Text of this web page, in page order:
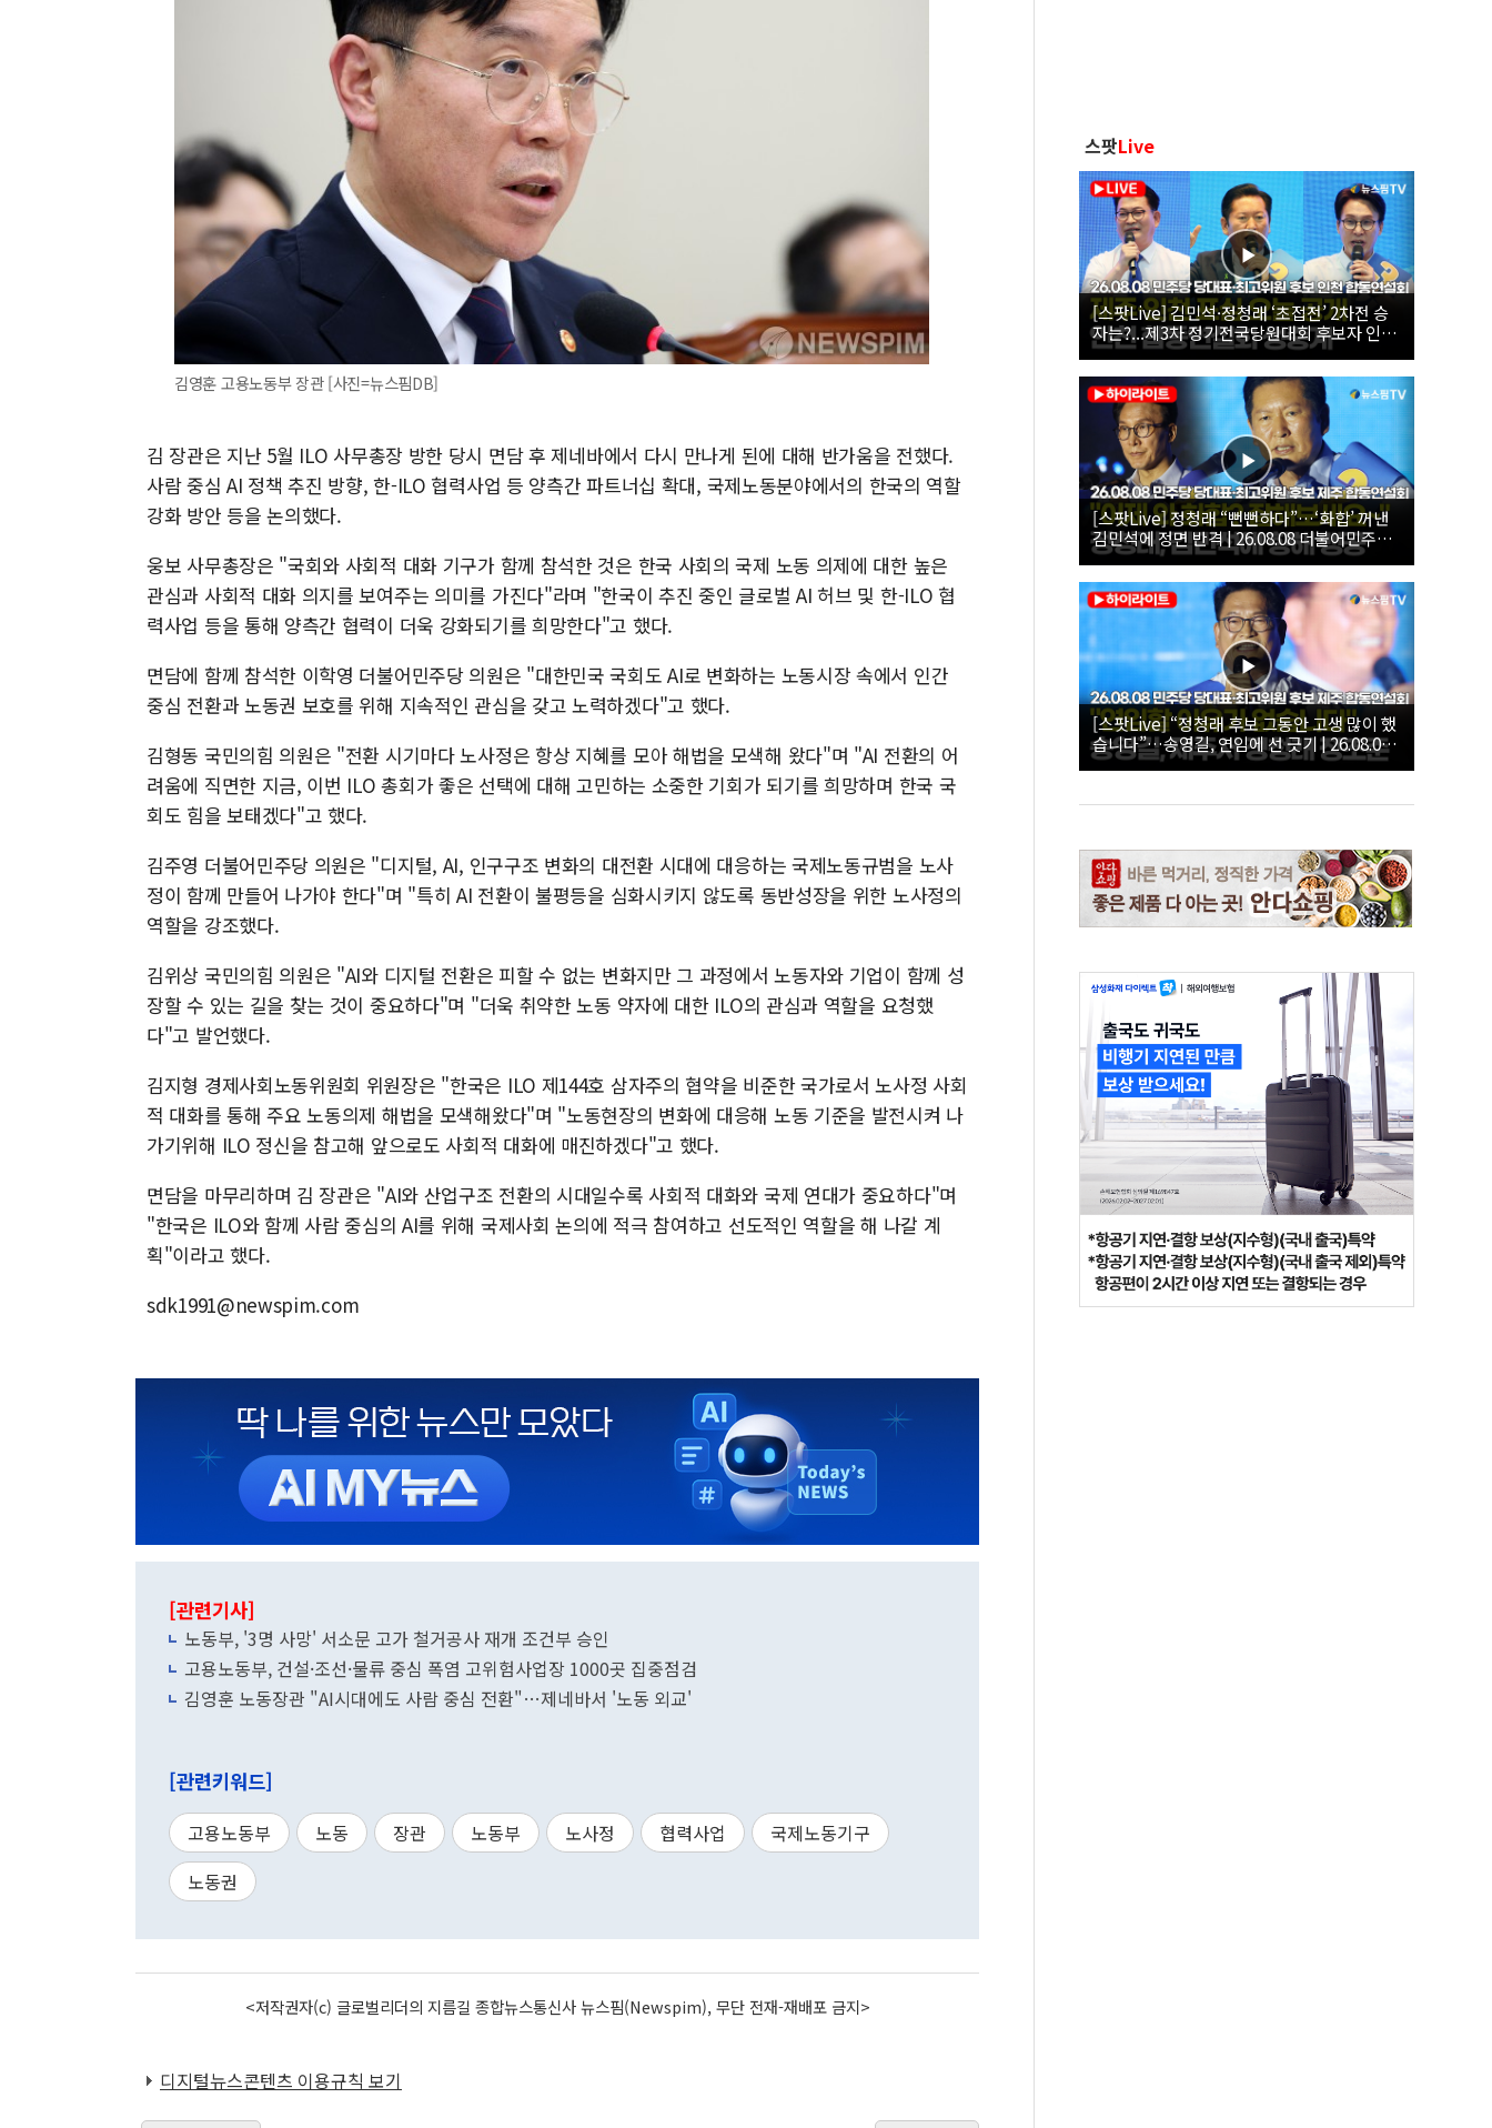
김영훈 고용노동부 장관 [사진=뉴스핌DB]
김 장관은 지난 5월 ILO 사무총장 방한 당시 면담 후 제네바에서 다시 만나게 된에 대해 반가움을 전했다.
사람 중심 AI 정책 추진 방향, 한-ILO 협력사업 등 양측간 파트너십 확대, 국제노동분야에서의 한국의 역할
강화 방안 등을 논의했다.
웅보 사무총장은 "국회와 사회적 대화 기구가 함께 참석한 것은 한국 사회의 국제 노동 의제에 대한 높은
관심과 사회적 대화 의지를 보여주는 의미를 가진다"라며 "한국이 추진 중인 글로벌 AI 허브 및 한-ILO 협
력사업 등을 통해 양측간 협력이 더욱 강화되기를 희망한다"고 했다.
면담에 함께 참석한 이학영 더불어민주당 의원은 "대한민국 국회도 AI로 변화하는 노동시장 속에서 인간
중심 전환과 노동권 보호를 위해 지속적인 관심을 갖고 노력하겠다"고 했다.
김형동 국민의힘 의원은 "전환 시기마다 노사정은 항상 지혜를 모아 해법을 모색해 왔다"며 "AI 전환의 어
려움에 직면한 지금, 이번 ILO 총회가 좋은 선택에 대해 고민하는 소중한 기회가 되기를 희망하며 한국 국
회도 힘을 보태겠다"고 했다.
김주영 더불어민주당 의원은 "디지털, AI, 인구구조 변화의 대전환 시대에 대응하는 국제노동규범을 노사
정이 함께 만들어 나가야 한다"며 "특히 AI 전환이 불평등을 심화시키지 않도록 동반성장을 위한 노사정의
역할을 강조했다.
김위상 국민의힘 의원은 "AI와 디지털 전환은 피할 수 없는 변화지만 그 과정에서 노동자와 기업이 함께 성
장할 수 있는 길을 찾는 것이 중요하다"며 "더욱 취약한 노동 약자에 대한 ILO의 관심과 역할을 요청했
다"고 발언했다.
김지형 경제사회노동위원회 위원장은 "한국은 ILO 제144호 삼자주의 협약을 비준한 국가로서 노사정 사회
적 대화를 통해 주요 노동의제 해법을 모색해왔다"며 "노동현장의 변화에 대응해 노동 기준을 발전시켜 나
가기위해 ILO 정신을 참고해 앞으로도 사회적 대화에 매진하겠다"고 했다.
면담을 마무리하며 김 장관은 "AI와 산업구조 전환의 시대일수록 사회적 대화와 국제 연대가 중요하다"며
"한국은 ILO와 함께 사람 중심의 AI를 위해 국제사회 논의에 적극 참여하고 선도적인 역할을 해 나갈 계
획"이라고 했다.
sdk1991@newspim.com
[관련기사]
노동부, '3명 사망' 서소문 고가 철거공사 재개 조건부 승인
고용노동부, 건설·조선·물류 중심 폭염 고위험사업장 1000곳 집중점검
김영훈 노동장관 "AI시대에도 사람 중심 전환"…제네바서 '노동 외교'
[관련키워드]
고용노동부 노동 장관 노동부 노사정 협력사업
국제노동기구
노동권
<저작권자(c) 글로벌리더의 지름길 종합뉴스통신사 뉴스핌(Newspim), 무단 전재-재배포 금지>
디지털뉴스콘텐츠 이용규칙 보기
스팟Live
[스팟Live] 김민석·정청래 ‘초접전’ 2차전 승
자는?...제3차 정기전국당원대회 후보자 인천
합동연설회 생중계 | 26.08.08
[스팟Live] 정청래 “뻔뻔하다”…‘화합’ 꺼낸
김민석에 정면 반격 | 26.08.08 더불어민주당
당대표·최고위원 후보 제주 합동연설회
[스팟Live] “정청래 후보 그동안 고생 많이 했
습니다”…송영길, 연임에 선 긋기 | 26.08.08
더불어민주당 당대표·최고위원 후보 제주 합